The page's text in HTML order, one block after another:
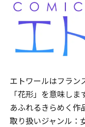
エトワールはフラン
「花形」を意味し
あふれるきらめく作
取り扱いジャンル：